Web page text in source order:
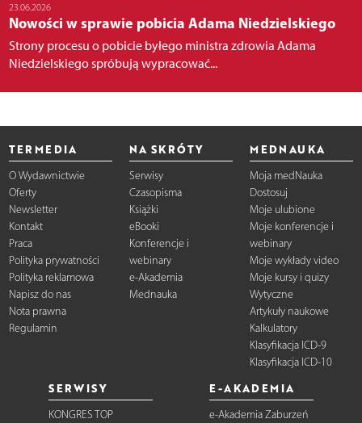
23.06.2026
Nowości w sprawie pobicia Adama Niedzielskiego
Strony procesu o pobicie byłego ministra zdrowia Adama
Niedzielskiego spróbują wypracować...
TERMEDIA
O Wydawnictwie
Oferty
Newsletter
Kontakt
Praca
Polityka prywatności
Polityka reklamowa
Napisz do nas
Nota prawna
Regulamin
NA SKRÓTY
Serwisy
Czasopisma
Książki
eBooki
Konferencje i
webinary
e-Akademia
Mednauka
MEDNAUKA
Moja medNauka
Dostosuj
Moje ulubione
Moje konferencje i
webinary
Moje wykłady video
Moje kursy i quizy
Wytyczne
Artykuły naukowe
Kalkulatory
Klasyfikacja ICD-9
Klasyfikacja ICD-10
SERWISY
KONGRES TOP
E-AKADEMIA
e-Akademia Zaburzeń